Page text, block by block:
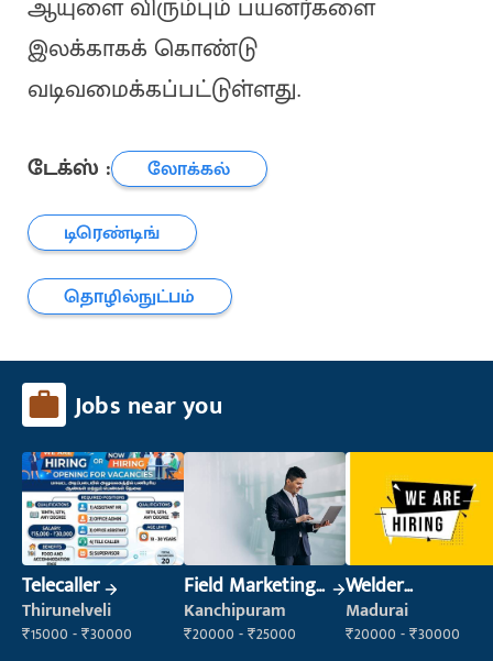
ஆயுளை விரும்பும் பயனர்களை
இலக்காகக் கொண்டு
வடிவமைக்கப்பட்டுள்ளது.
டேக்ஸ் :
லோக்கல்
டிரெண்டிங்
தொழில்நுட்பம்
Jobs near you
Telecaller
Thirunelveli
₹15000 - ₹30000
Field Marketing
Executive
Kanchipuram
₹20000 - ₹25000
Welder
(Fabrication)
Madurai
₹20000 - ₹30000